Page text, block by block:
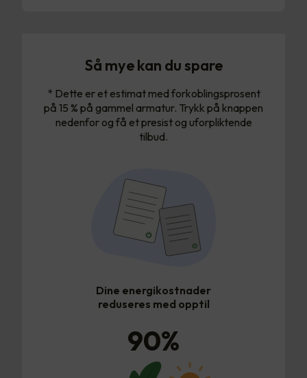
Så mye kan du spare
* Dette er et estimat med forkoblingsprosent
på 15 % på gammel armatur. Trykk på knappen
nedenfor og få et presist og uforpliktende
tilbud.
Dine energikostnader
reduseres med opptil
90%